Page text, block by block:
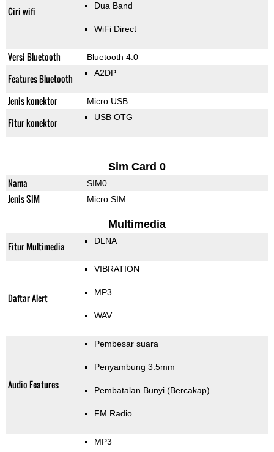
Ciri wifi Dua Band
WiFi Direct
Versi Bluetooth Bluetooth 4.0
Features Bluetooth A2DP
Jenis konektor Micro USB
Fitur konektor USB OTG
Sim Card 0
Nama SIM0
Jenis SIM Micro SIM
Multimedia
Fitur Multimedia DLNA
Daftar Alert
VIBRATION
MP3
WAV
Audio Features
Pembesar suara
Penyambung 3.5mm
Pembatalan Bunyi (Bercakap)
FM Radio
MP3